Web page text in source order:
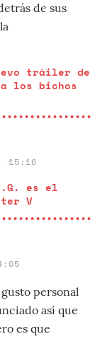
de sus
tráiler de
los bichos
| 15:16
es el
V
personal
así que
es que